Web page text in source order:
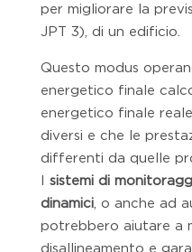
per migliorare la
JPT 3), di un edificio.
Questo modus
energetico finale
energetico finale
diversi e che le
differenti da quelle
I sistemi di
dinamici, o anche ad
potrebbero aiutare a
disallineamento e